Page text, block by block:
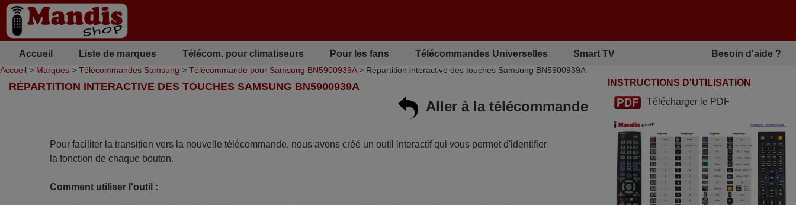
Accueil Liste de marques Télécom. pour climatiseurs Pour les fans Télécommandes Universelles Smart TV Besoin d'aide ?
Accueil > Marques > Télécommandes Samsung > Télécommande pour Samsung BN5900939A> Répartition interactive des touches Samsung BN5900939A
RÉPARTITION INTERACTIVE DES TOUCHES SAMSUNG BN5900939A
Aller à la télécommande
Pour faciliter la transition vers la nouvelle télécommande, nous avons créé un outil interactif qui vous permet d'identifier
la fonction de chaque bouton.
Comment utiliser l'outil :
INSTRUCTIONS D'UTILISATION
Télécharger le PDF